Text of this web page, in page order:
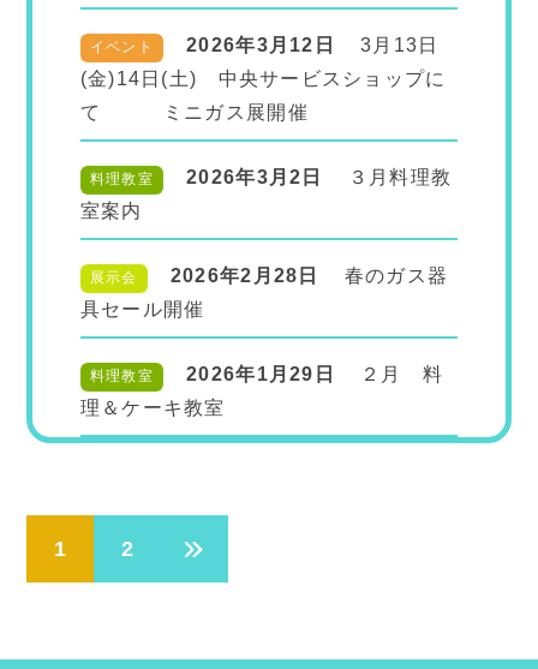
イベント 2026年3月12日
3月13日
(金)14日(土) 中央サービスショップに
て ミニガス展開催
料理教室 2026年3月2日
３月料理教
室案内
展示会 2026年2月28日
春のガス器
具セール開催
料理教室 2026年1月29日
２月 料
理＆ケーキ教室
投
稿
1 2